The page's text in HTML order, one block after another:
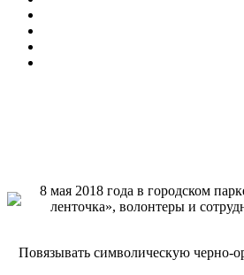
8 мая 2018 года в городском
ленточка», волонтеры и
Повязывать символическую черно-